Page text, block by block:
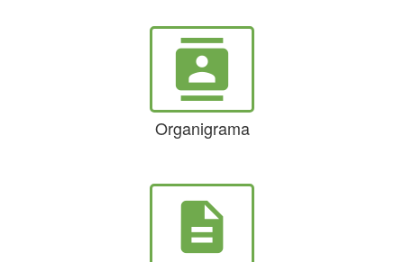
contacts
Organigrama
description